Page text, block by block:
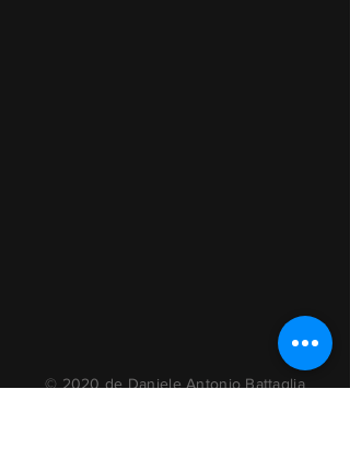
© 2020 de Daniele Antonio Battaglia